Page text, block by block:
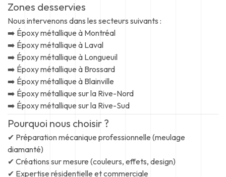
Zones desservies
Nous intervenons dans les secteurs suivants :
➡️ Époxy métallique à Montréal
➡️ Époxy métallique à Laval
➡️ Époxy métallique à Longueuil
➡️ Époxy métallique à Brossard
➡️ Époxy métallique à Blainville
➡️ Époxy métallique sur la Rive-Nord
➡️ Époxy métallique sur la Rive-Sud
Pourquoi nous choisir ?
✔ Préparation mécanique professionnelle (meulage
diamanté)
✔ Créations sur mesure (couleurs, effets, design)
✔ Expertise résidentielle et commerciale